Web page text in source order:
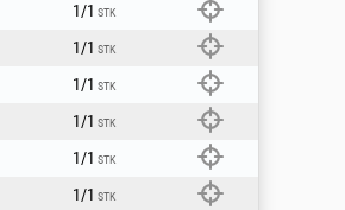
1/1 STK
1/1 STK
1/1 STK
1/1 STK
1/1 STK
1/1 STK